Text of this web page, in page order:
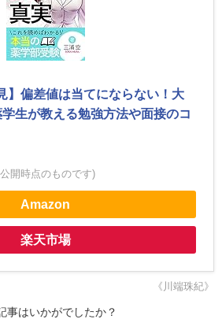
】偏差値は当てにならない！大
生が教える勉強方法や面接のコ
開時点のものです)
Amazon
楽天市場
《川端珠紀》
事はいかがでしたか？